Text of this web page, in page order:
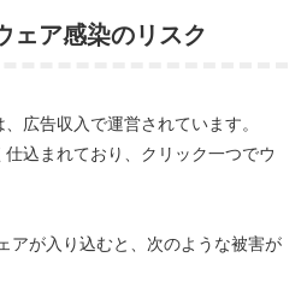
ェア感染のリスク
広告収入で運営されています。
込まれており、クリック一つでウ
アが入り込むと、次のような被害が